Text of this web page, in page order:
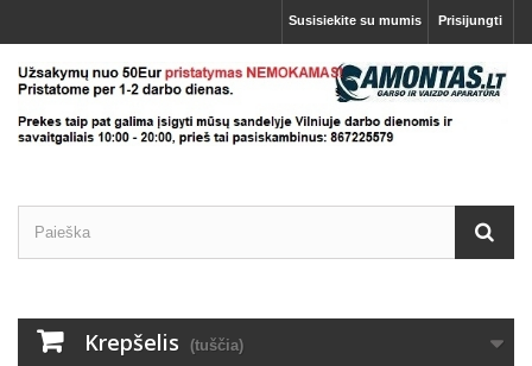
Prisijungti
Susisiekite su mumis
Krepšelis (tuščia)